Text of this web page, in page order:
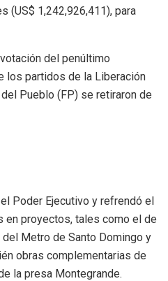
(US$ 1,242,926,411), para
del penúltimo
los partidos de la Liberación
Pueblo (FP) se retiraron de
Poder Ejecutivo y refrendó el
en proyectos, tales como el de
Metro de Santo Domingo y
obras complementarias de
la presa Montegrande.